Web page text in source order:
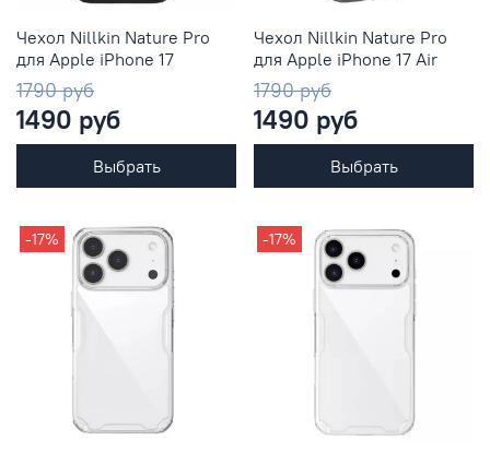
Чехол Nillkin Nature Pro
для Apple iPhone 17
1790 руб
1490 руб
Выбрать
Чехол Nillkin Nature Pro
для Apple iPhone 17 Air
1790 руб
1490 руб
Выбрать
-17% -17%